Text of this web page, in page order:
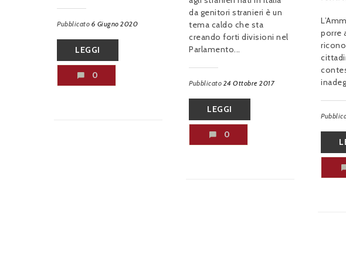
Pubblicato 6 Giugno 2020
LEGGI
0
da genitori stranieri è un
tema caldo che sta
creando forti divisioni nel
Parlamento...
Pubblicato 24 Ottobre 2017
LEGGI
0
porre